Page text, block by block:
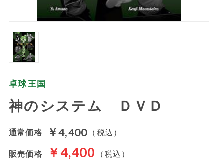
卓球王国
神のシステム ＤＶＤ
通常価格 ￥4,400 （税込）
販売価格 ￥4,400 （税込）